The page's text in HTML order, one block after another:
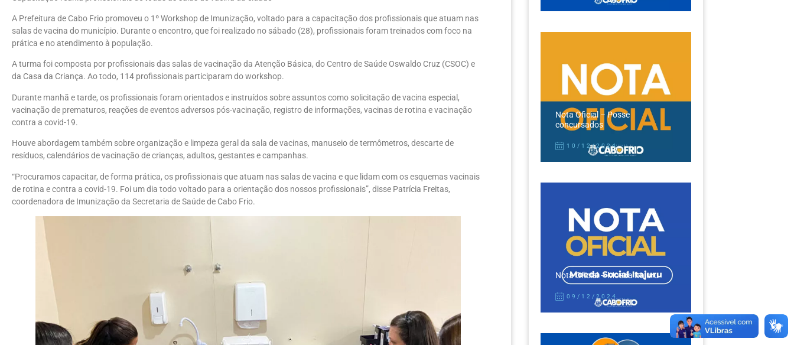
A Prefeitura de Cabo Frio promoveu o 1º Workshop de Imunização, voltado para a capacitação dos profissionais que atuam nas
salas de vacina do município. Durante o encontro, que foi realizado no sábado (28), profissionais foram treinados com foco na
prática e no atendimento à população.
A turma foi composta por profissionais das salas de vacinação da Atenção Básica, do Centro de Saúde Oswaldo Cruz (CSOC) e
da Casa da Criança. Ao todo, 114 profissionais participaram do workshop.
Durante manhã e tarde, os profissionais foram orientados e instruídos sobre assuntos como solicitação de vacina especial,
vacinação de prematuros, reações de eventos adversos pós-vacinação, registro de informações, vacinas de rotina e vacinação
contra a covid-19.
Houve abordagem também sobre organização e limpeza geral da sala de vacinas, manuseio de termômetros, descarte de
resíduos, calendários de vacinação de crianças, adultos, gestantes e campanhas.
“Procuramos capacitar, de forma prática, os profissionais que atuam nas salas de vacina e que lidam com os esquemas vacinais
de rotina e contra a covid-19. Foi um dia todo voltado para a orientação dos nossos profissionais”, disse Patrícia Freitas,
coordenadora de Imunização da Secretaria de Saúde de Cabo Frio.
Nota Oficial – Posse
concursados
10/12/2024
Nota Oficial – Moeda Itajuru
09/12/2024